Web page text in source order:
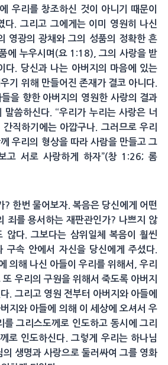
우리를 창조하신 것이 아니기 때문이
다. 그리고 그에게는 이미 영원히 나신
영광의 광채와 그의 성품의 정확한 흔
에 누우시며(요 1:18), 그의 사랑을 받
다. 당신과 나는 아버지의 마음에 있는
기 위해 만들어진 존재가 결코 아니다.
을 향한 아버지의 영원한 사랑의 결과
말씀하신다. “우리가 누리는 사랑은 너
직하기에는 아깝구나. 그러므로 우리
우리의 형상을 따라 사람을 만들고 그
고 서로 사랑하게 하자”(창 1:26; 롬
? 한번 물어보자. 복음은 당신에게 어떤
죄를 용서하는 재판관인가? 나쁘지 않
않다. 그보다는 삼위일체 복음이 훨씬
구속 안에서 자신을 당신에게 주셨다.
의해 나신 아들이 우리를 위해서, 우리
우리의 구원을 위해서 죽도록 아버지
. 그리고 영원 전부터 아버지와 아들에
지와 아들에 의해 이 세상에 오셔서 우
를 그리스도께로 인도하고 동시에 그리
로 인도하신다. 그렇게 우리는 하나님
생명과 사랑으로 둘러싸여 그를 영화